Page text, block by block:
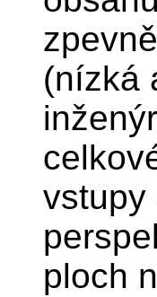
(nízká
vstupy
ploch